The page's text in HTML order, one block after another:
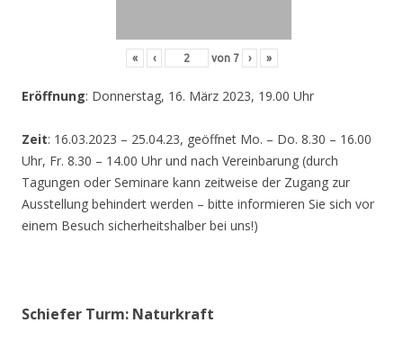
« ‹ von 7 › »
Eröffnung: Donnerstag, 16. März 2023, 19.00 Uhr
Zeit: 16.03.2023 – 25.04.23, geöffnet Mo. – Do. 8.30 – 16.00
Uhr, Fr. 8.30 – 14.00 Uhr und nach Vereinbarung (durch
Tagungen oder Seminare kann zeitweise der Zugang zur
Ausstellung behindert werden – bitte informieren Sie sich vor
einem Besuch sicherheitshalber bei uns!)
Schiefer Turm: Naturkraft